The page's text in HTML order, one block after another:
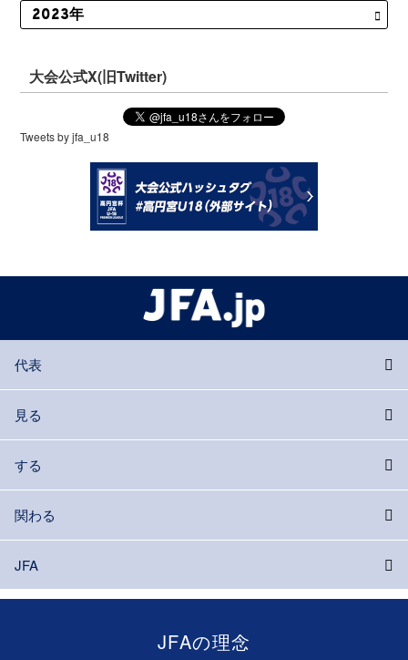
大会公式X(旧Twitter)
Tweets by jfa_u18
代表
見る
する
関わる
JFA
JFAの理念